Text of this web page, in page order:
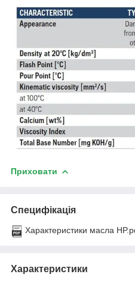
Приховати
Специфікація
Характеристики масла
Характеристики